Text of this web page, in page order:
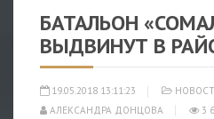
БАТАЛЬОН
ВЫДВИНУТ В
19.05.2018 13:11:23
АЛЕКСАНДРА ДОНЦОВА
3